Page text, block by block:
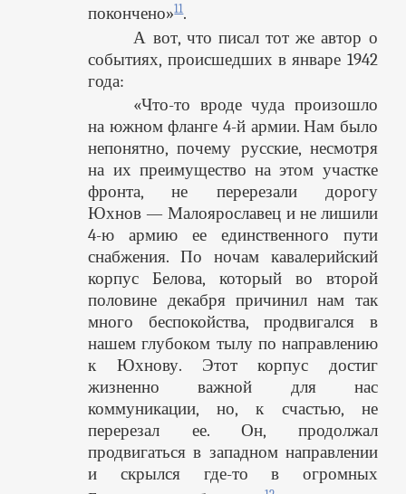
покончено»11.
А вот, что писал тот же автор о
событиях, происшедших в январе 1942
года:
«Что-то вроде чуда произошло
на южном фланге 4-й армии. Нам было
непонятно, почему русские, несмотря
на их преимущество на этом участке
фронта, не перерезали дорогу
Юхнов — Малоярославец и не лишили
4-ю армию ее единственного пути
снабжения. По ночам кавалерийский
корпус Белова, который во второй
половине декабря причинил нам так
много беспокойства, продвигался в
нашем глубоком тылу по направлению
к Юхнову. Этот корпус достиг
жизненно важной для нас
коммуникации, но, к счастью, не
перерезал ее. Он, продолжал
продвигаться в западном направлении
и скрылся где-то в огромных